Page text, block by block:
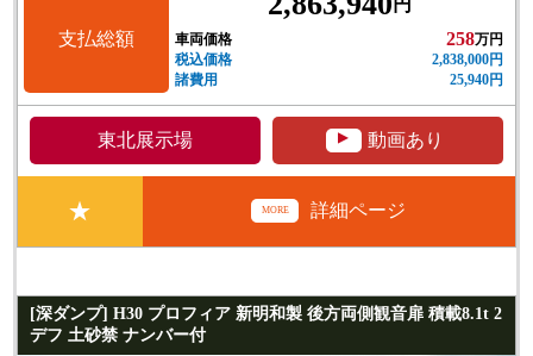
支払総額
円
車両価格 258万円
税込価格
2,838,000円
諸費用
25,940円
東北展示場 ▲ 動画あり
★ MORE 詳細ページ
[深ダンプ] H30 プロフィア 新明和製 後方両側観音扉 積載8.1t 2
デフ 土砂禁 ナンバー付